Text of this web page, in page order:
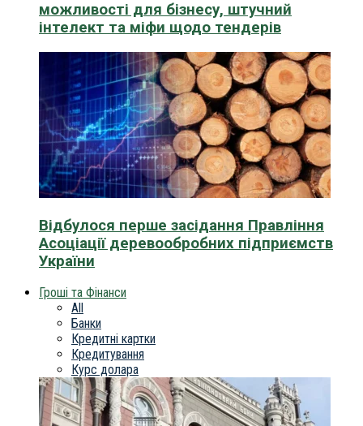
можливості для бізнесу, штучний
інтелект та міфи щодо тендерів
Відбулося перше засідання Правління
Асоціації деревообробних підприємств
України
Гроші та Фінанси
All
Банки
Кредитні картки
Кредитування
Курс долара